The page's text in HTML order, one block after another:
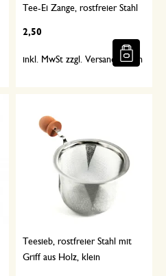
Tee-Ei Zange, rostfreier Stahl
2,50
inkl. MwSt zzgl. Versandkosten
Teesieb, rostfreier Stahl mit
Griff aus Holz, klein